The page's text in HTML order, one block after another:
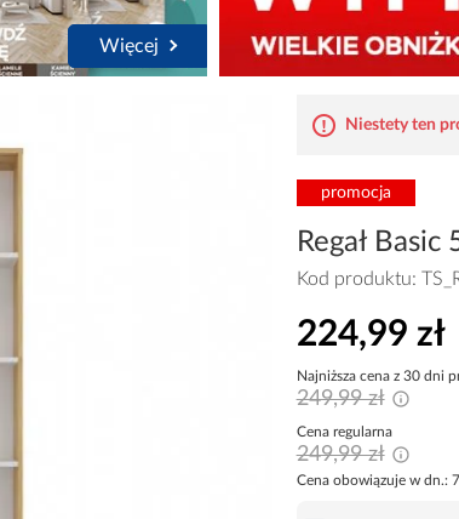
Więcej
Niestety ten
promocja
Regał
Kod produktu:
224,99 zł
Najniższa cena z 30 dni
249,99 zł
Cena regularna
249,99 zł
Cena obowiązuje w dn.: